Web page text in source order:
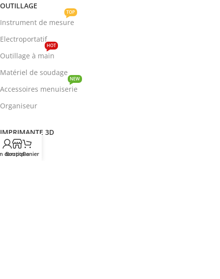
OUTILLAGE
Instrument de mesure
TOP
Electroportatif
Outillage à main
HOT
Matériel de soudage
Accessoires menuiserie
NEW
Organiseur
IMPRIMANTE 3D
ROBOTIQUE
compte
BoutiquePanier